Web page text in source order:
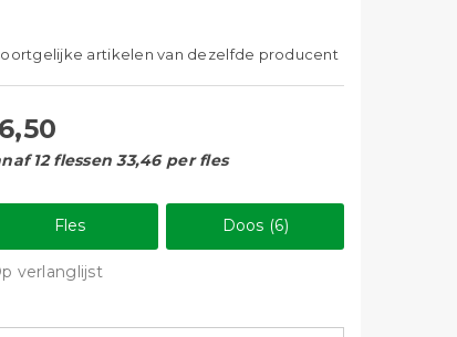
artikelen van dezelfde producent
12 flessen 33,46 per fles
Fles Doos (6)
verlanglijst